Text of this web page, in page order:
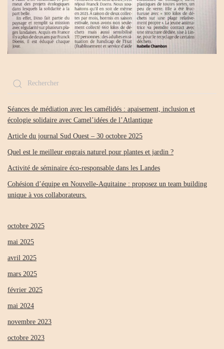
Séances de médiation avec les camélidés : apaisement, inclusion et
écologie solidaire avec Camel’idées de l’Atlantique
Article du journal Sud Ouest – 30 octobre 2025
Quel est le meilleur engrais naturel pour plantes et jardin ?
Activité de séminaire éco-responsable dans les Landes
Cohésion d’équipe en Nouvelle-Aquitaine : proposez un team building
unique à vos collaborateurs.
octobre 2025
mai 2025
avril 2025
mars 2025
février 2025
mai 2024
novembre 2023
octobre 2023